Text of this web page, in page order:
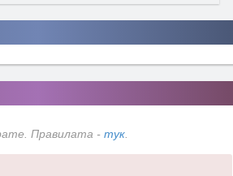
Правилата - тук.